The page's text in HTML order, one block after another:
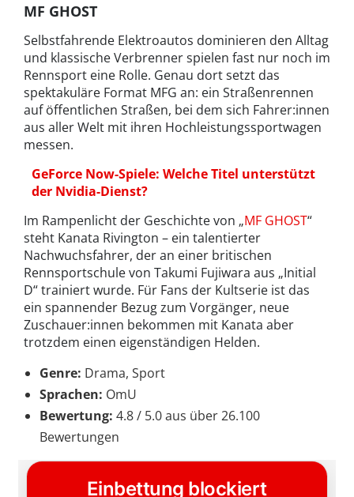
MF GHOST
Selbstfahrende Elektroautos dominieren den Alltag
und klassische Verbrenner spielen fast nur noch im
Rennsport eine Rolle. Genau dort setzt das
spektakuläre Format MFG an: ein Straßenrennen
auf öffentlichen Straßen, bei dem sich Fahrer:innen
aus aller Welt mit ihren Hochleistungssportwagen
messen.
GeForce Now-Spiele: Welche Titel unterstützt
der Nvidia-Dienst?
Im Rampenlicht der Geschichte von „MF GHOST“
steht Kanata Rivington – ein talentierter
Nachwuchsfahrer, der an einer britischen
Rennsportschule von Takumi Fujiwara aus „Initial
D“ trainiert wurde. Für Fans der Kultserie ist das
ein spannender Bezug zum Vorgänger, neue
Zuschauer:innen bekommen mit Kanata aber
trotzdem einen eigenständigen Helden.
Genre: Drama, Sport
Sprachen: OmU
Bewertung: 4.8 / 5.0 aus über 26.100
Bewertungen